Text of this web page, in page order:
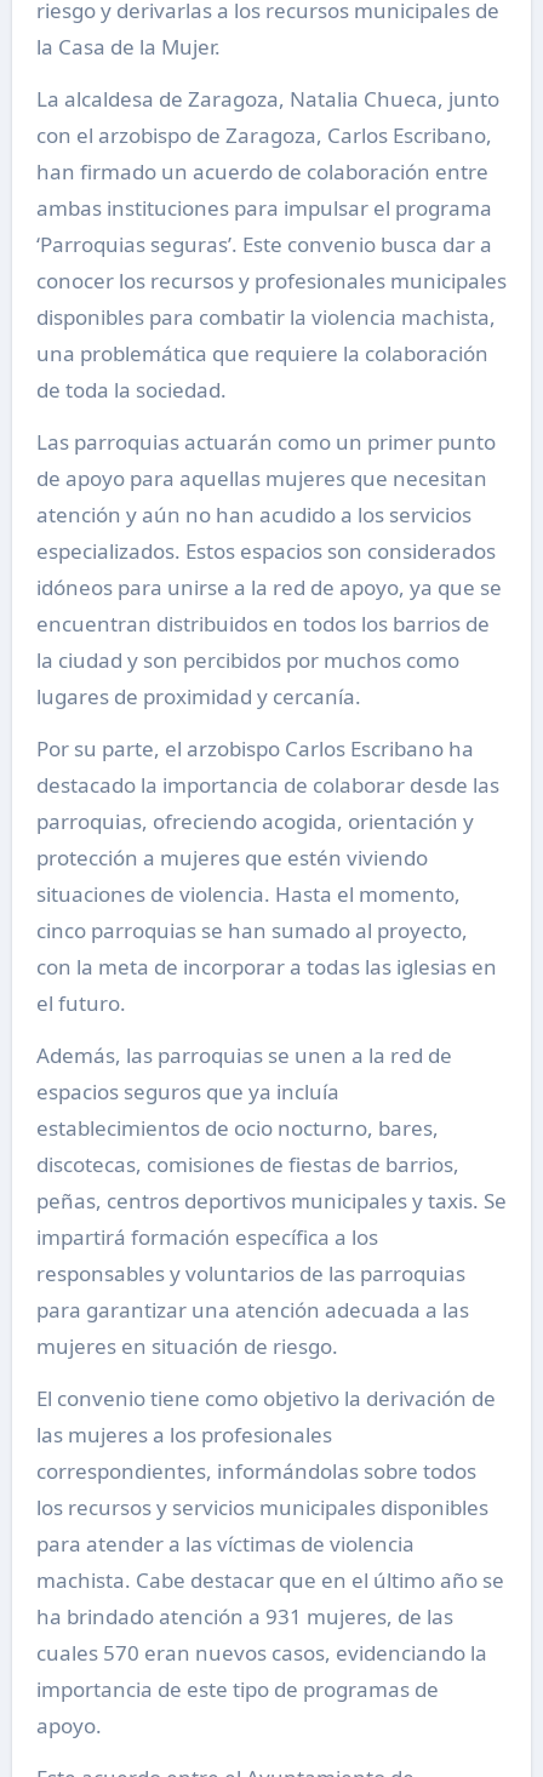
riesgo y derivarlas a los recursos municipales de
la Casa de la Mujer.
La alcaldesa de Zaragoza, Natalia Chueca, junto
con el arzobispo de Zaragoza, Carlos Escribano,
han firmado un acuerdo de colaboración entre
ambas instituciones para impulsar el programa
‘Parroquias seguras’. Este convenio busca dar a
conocer los recursos y profesionales municipales
disponibles para combatir la violencia machista,
una problemática que requiere la colaboración
de toda la sociedad.
Las parroquias actuarán como un primer punto
de apoyo para aquellas mujeres que necesitan
atención y aún no han acudido a los servicios
especializados. Estos espacios son considerados
idóneos para unirse a la red de apoyo, ya que se
encuentran distribuidos en todos los barrios de
la ciudad y son percibidos por muchos como
lugares de proximidad y cercanía.
Por su parte, el arzobispo Carlos Escribano ha
destacado la importancia de colaborar desde las
parroquias, ofreciendo acogida, orientación y
protección a mujeres que estén viviendo
situaciones de violencia. Hasta el momento,
cinco parroquias se han sumado al proyecto,
con la meta de incorporar a todas las iglesias en
el futuro.
Además, las parroquias se unen a la red de
espacios seguros que ya incluía
establecimientos de ocio nocturno, bares,
discotecas, comisiones de fiestas de barrios,
peñas, centros deportivos municipales y taxis. Se
impartirá formación específica a los
responsables y voluntarios de las parroquias
para garantizar una atención adecuada a las
mujeres en situación de riesgo.
El convenio tiene como objetivo la derivación de
las mujeres a los profesionales
correspondientes, informándolas sobre todos
los recursos y servicios municipales disponibles
para atender a las víctimas de violencia
machista. Cabe destacar que en el último año se
ha brindado atención a 931 mujeres, de las
cuales 570 eran nuevos casos, evidenciando la
importancia de este tipo de programas de
apoyo.